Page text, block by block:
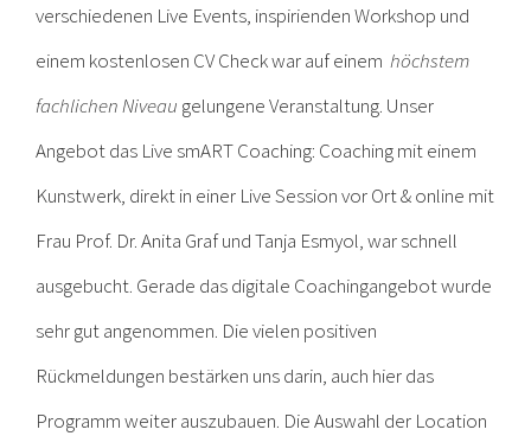
verschiedenen Live Events, inspirienden Workshop und
einem kostenlosen CV Check war auf einem höchstem
fachlichen Niveau gelungene Veranstaltung. Unser
Angebot das Live smART Coaching: Coaching mit einem
Kunstwerk, direkt in einer Live Session vor Ort & online mit
Frau Prof. Dr. Anita Graf und Tanja Esmyol, war schnell
ausgebucht. Gerade das digitale Coachingangebot wurde
sehr gut angenommen. Die vielen positiven
Rückmeldungen bestärken uns darin, auch hier das
Programm weiter auszubauen. Die Auswahl der Location